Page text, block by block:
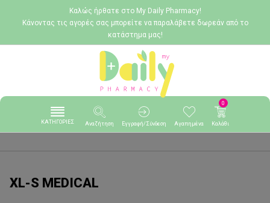
Καλώς ήρθατε στο My Daily Pharmacy!
Κάνοντας τις αγορές σας μπορείτε να παραλάβετε δωρεάν από το
κατάστημα μας!
ΚΑΤΗΓΟΡΙΕΣ Αναζήτηση Εγγραφή/Σύνδεση Αγαπημένα
0
Καλάθι
XL-S MEDICAL